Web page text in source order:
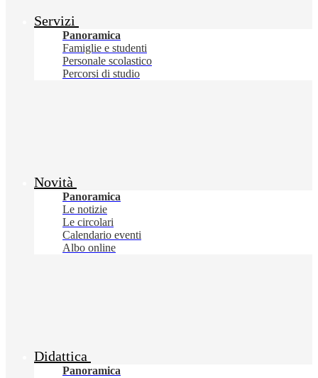
Servizi
Panoramica
Famiglie e studenti
Personale scolastico
Percorsi di studio
Novità
Panoramica
Le notizie
Le circolari
Calendario eventi
Albo online
Didattica
Panoramica